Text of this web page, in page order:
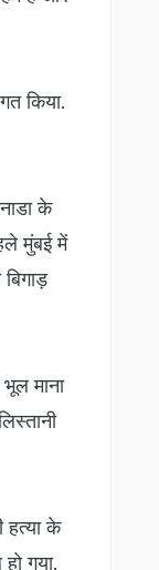
किया.
के
मुंबई में
माना
के
गया.